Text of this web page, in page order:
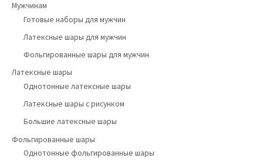
Мужчинам
Готовые наборы для мужчин
Латексные шары для мужчин
Фольгированные шары для мужчин
Латексные шары
Однотонные латексные шары
Латексные шары с рисунком
Большие латексные шары
Фольгированные шары
Однотонные фольгированные шары